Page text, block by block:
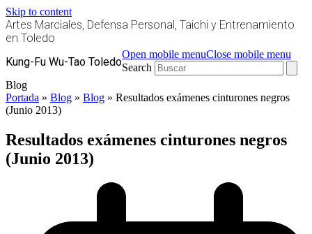
Skip to content
Artes Marciales, Defensa Personal, Taichi y Entrenamiento
en Toledo
Kung-Fu Wu-Tao Toledo
Open mobile menuClose mobile menu
Search
Blog
Portada » Blog » Blog » Resultados exámenes cinturones negros
(Junio 2013)
Resultados exámenes cinturones negros
(Junio 2013)